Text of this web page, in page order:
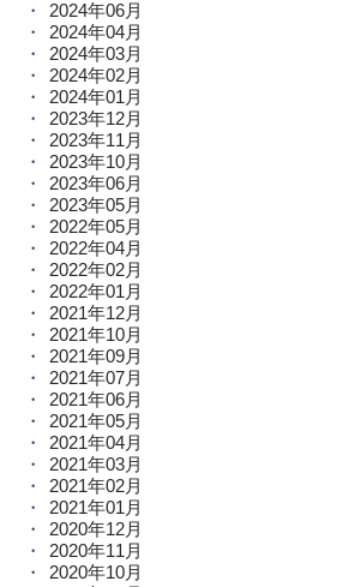
2024年06月
2024年04月
2024年03月
2024年02月
2024年01月
2023年12月
2023年11月
2023年10月
2023年06月
2023年05月
2022年05月
2022年04月
2022年02月
2022年01月
2021年12月
2021年10月
2021年09月
2021年07月
2021年06月
2021年05月
2021年04月
2021年03月
2021年02月
2021年01月
2020年12月
2020年11月
2020年10月